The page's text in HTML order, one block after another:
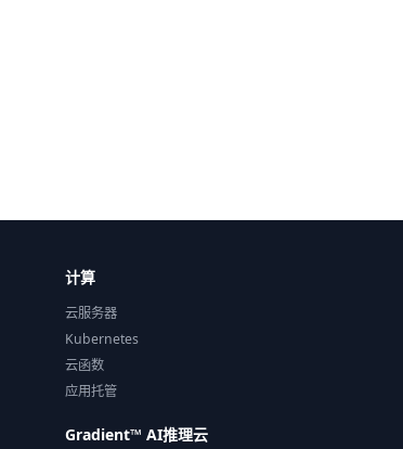
计算
云服务器
Kubernetes
云函数
应用托管
Gradient™ AI推理云